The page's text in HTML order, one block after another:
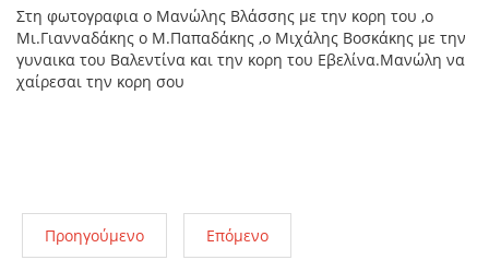
Στη φωτογραφια ο Μανώλης Βλάσσης με την κορη του ,ο
Μι.Γιανναδάκης ο Μ.Παπαδάκης ,ο Μιχάλης Βοσκάκης με την
γυναικα του Βαλεντίνα και την κορη του Εβελίνα.Μανώλη να
χαίρεσαι την κορη σου
Προηγούμενο Επόμενο